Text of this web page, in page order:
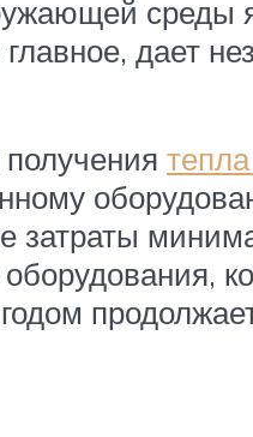
среды
дает
затраты